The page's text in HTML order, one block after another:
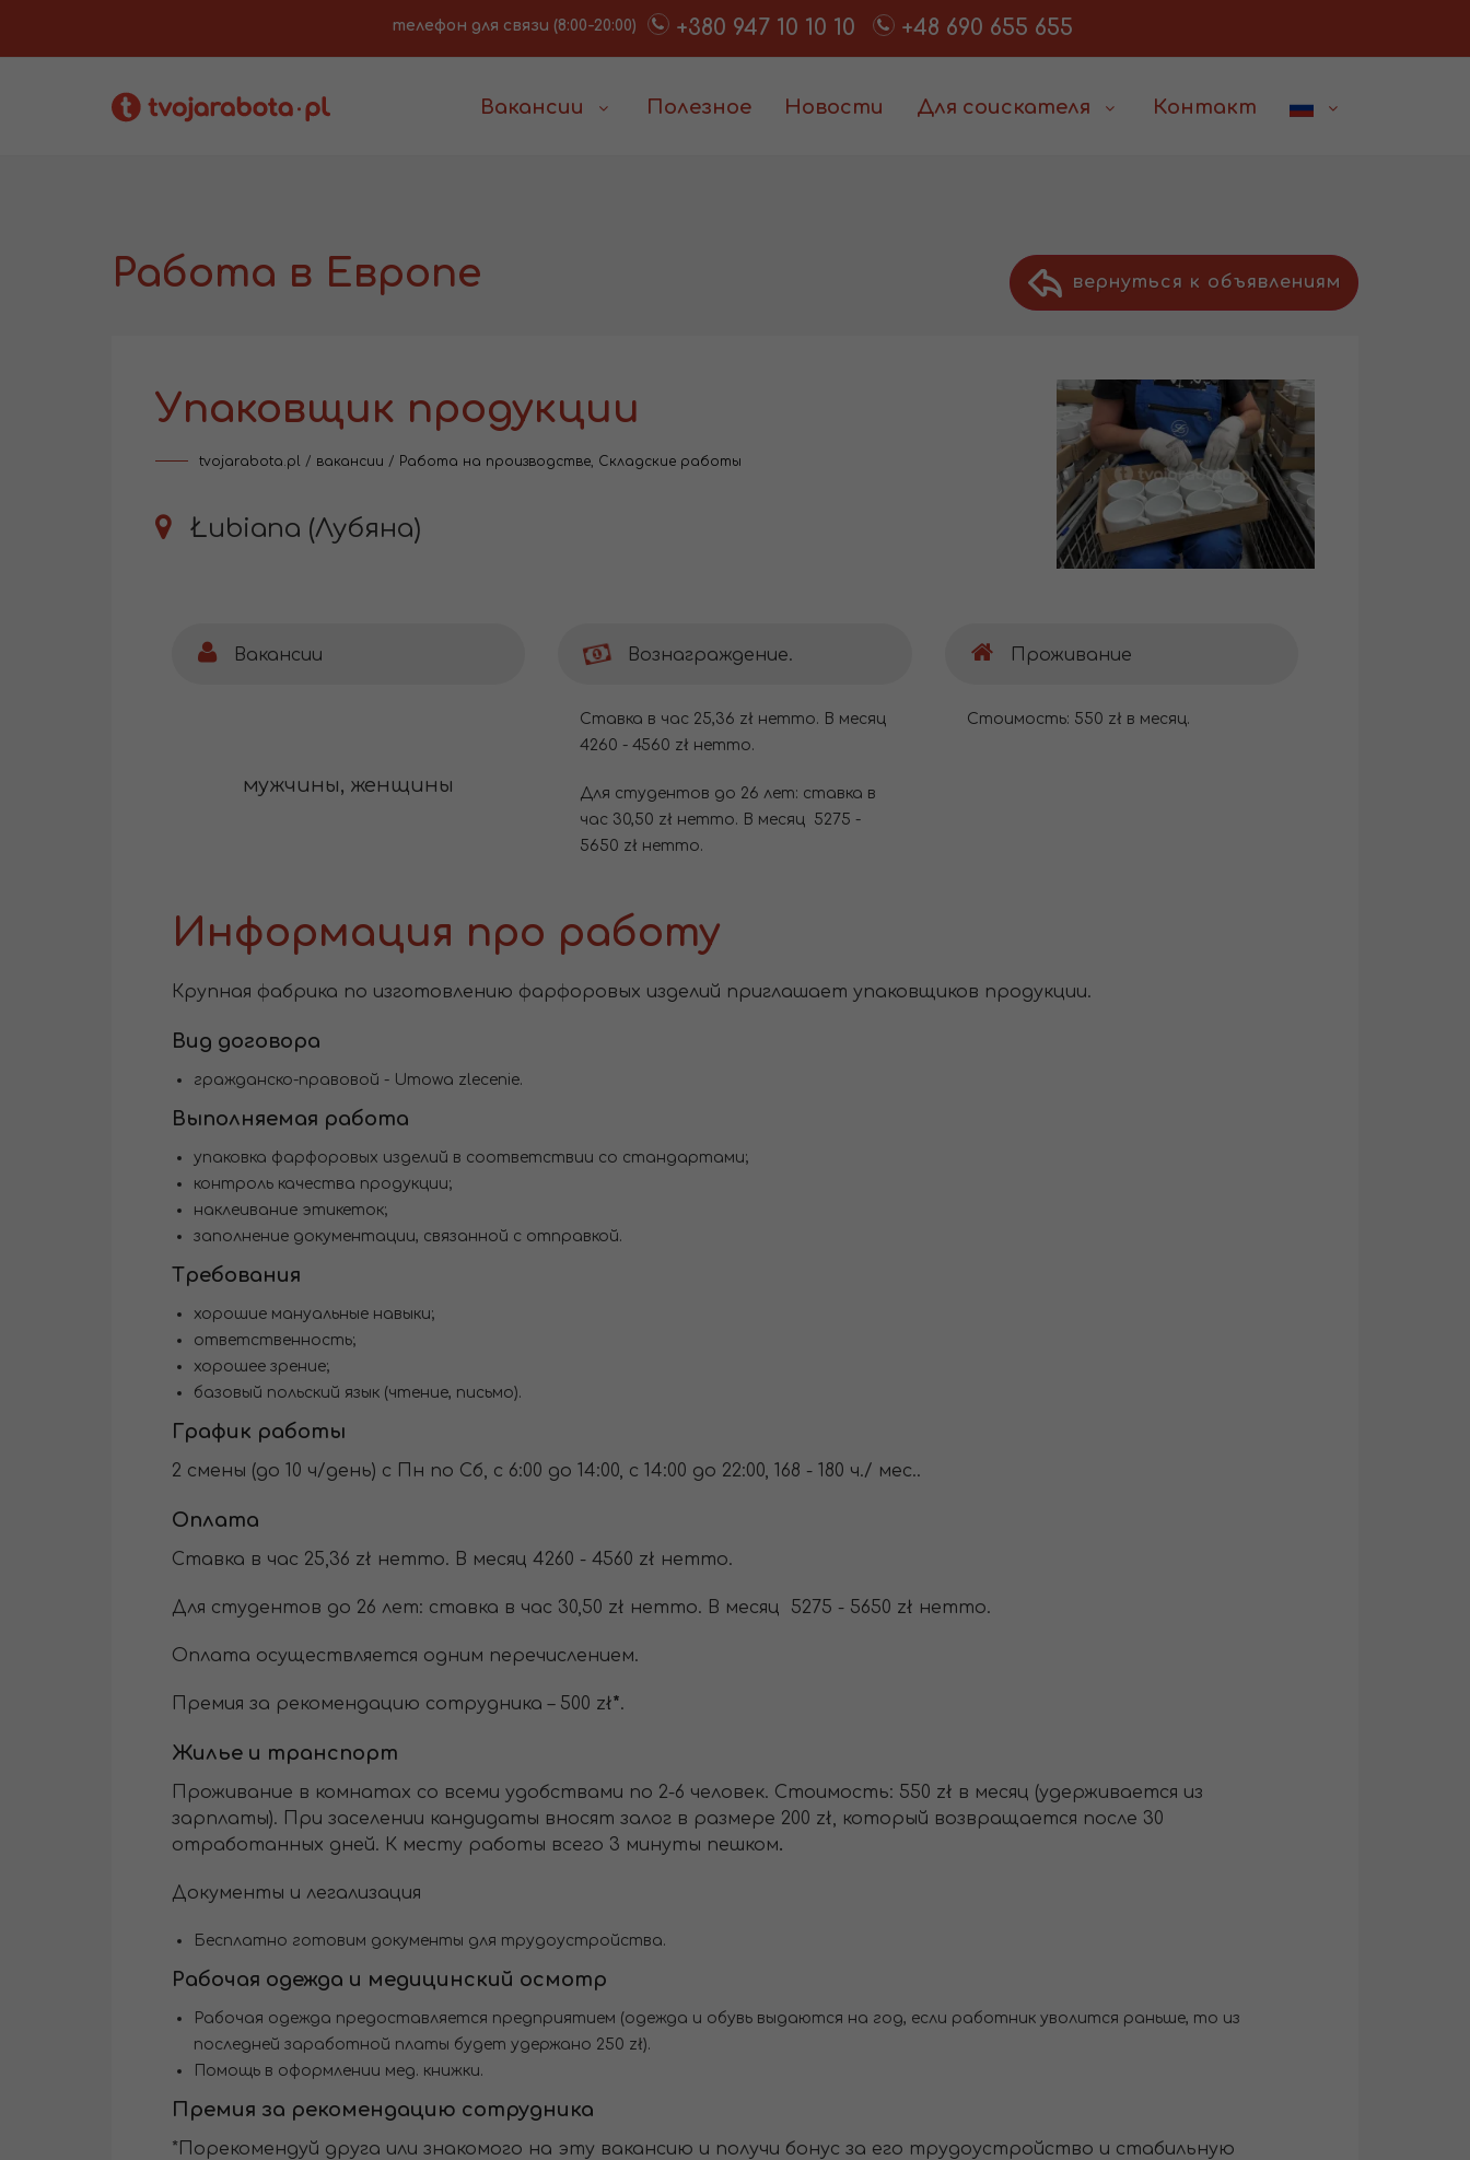
телефон для связи (8:00-20:00) +380 947 10 10 10 +48 690 655 655
Вакансии Полезное Новости Для соискателя Контакт
вернуться к объявлениям
Работа в Европе
Упаковщик продукции
tvojarabota.pl / вакансии / Работа на производстве, Складские работы
Łubiana (Лубяна)
Вакансии
мужчины, женщины
Вознаграждение.
Ставка в час 25,36 zł нетто. В месяц
4260 - 4560 zł нетто.
Для студентов до 26 лет: ставка в
час 30,50 zł нетто. В месяц 5275 -
5650 zł нетто.
Проживание
Стоимость: 550 zł в месяц.
Информация про работу
Крупная фабрика по изготовлению фарфоровых изделий приглашает упаковщиков продукции.
Вид договора
гражданско-правовой - Umowa zlecenie.
Выполняемая работа
упаковка фарфоровых изделий в соответствии со стандартами;
контроль качества продукции;
наклеивание этикеток;
заполнение документации, связанной с отправкой.
Требования
хорошие мануальные навыки;
ответственность;
хорошее зрение;
базовый польский язык (чтение, письмо).
График работы
2 смены (до 10 ч/день) с Пн по Сб, с 6:00 до 14:00, с 14:00 до 22:00, 168 - 180 ч./ мес..
Оплата
Ставка в час 25,36 zł нетто. В месяц 4260 - 4560 zł нетто.
Для студентов до 26 лет: ставка в час 30,50 zł нетто. В месяц 5275 - 5650 zł нетто.
Оплата осуществляется одним перечислением.
Премия за рекомендацию сотрудника – 500 zł*.
Жилье и транспорт
Проживание в комнатах со всеми удобствами по 2-6 человек. Стоимость: 550 zł в месяц (удерживается из
зарплаты). При заселении кандидаты вносят залог в размере 200 zł, который возвращается после 30
отработанных дней. К месту работы всего 3 минуты пешком.
Документы и легализация
Бесплатно готовим документы для трудоустройства.
Рабочая одежда и медицинский осмотр
Рабочая одежда предоставляется предприятием (одежда и обувь выдаются на год, если работник уволится раньше, то из
последней заработной платы будет удержано 250 zł).
Помощь в оформлении мед. книжки.
Премия за рекомендацию сотрудника
*Порекомендуй друга или знакомого на эту вакансию и получи бонус за его трудоустройство и стабильную